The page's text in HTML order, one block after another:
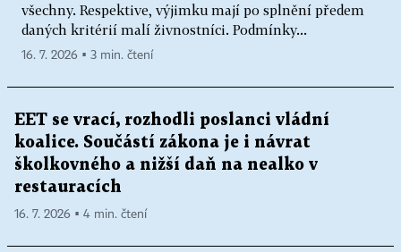
všechny. Respektive, výjimku mají po splnění předem
daných kritérií malí živnostníci. Podmínky...
16. 7. 2026 ▪ 3 min. čtení
EET se vrací, rozhodli poslanci vládní
koalice. Součástí zákona je i návrat
školkovného a nižší daň na nealko v
restauracích
16. 7. 2026 ▪ 4 min. čtení